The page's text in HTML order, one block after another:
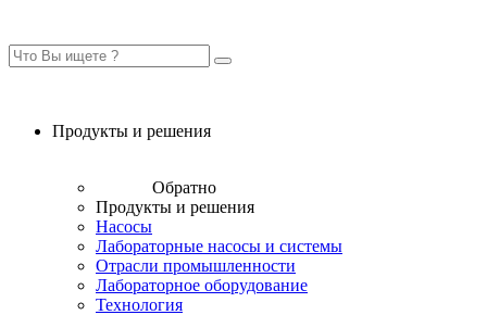
Продукты и решения
Обратно
Продукты и решения
Насосы
Лабораторные насосы и системы
Отрасли промышленности
Лабораторное оборудование
Технология